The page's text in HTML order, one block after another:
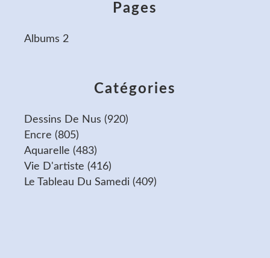
Catégories
Dessins De Nus (920)
Encre (805)
Aquarelle (483)
Vie D'artiste (416)
Le Tableau Du Samedi (409)
Pages
Albums 2